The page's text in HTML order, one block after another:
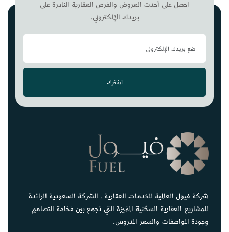
احصل على أحدث العروض والفرص العقارية النادرة على
بريدك الإلكتروني.
اشترك
شركة فيول العالمية للخدمات العقارية ، الشركة السعودية الرائدة
للمشاريع العقارية السكنية المتميزة التي تجمع بين فخامة التصاميم
وجودة المواصفات والسعر المدروس.